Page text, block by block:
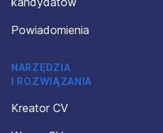
Powiadomienia
NARZĘDZIA
I ROZWIĄZANIA
Kreator CV